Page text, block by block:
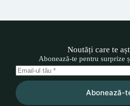
Noutăți care te
Abonează-te pentru surprize
Abonează-